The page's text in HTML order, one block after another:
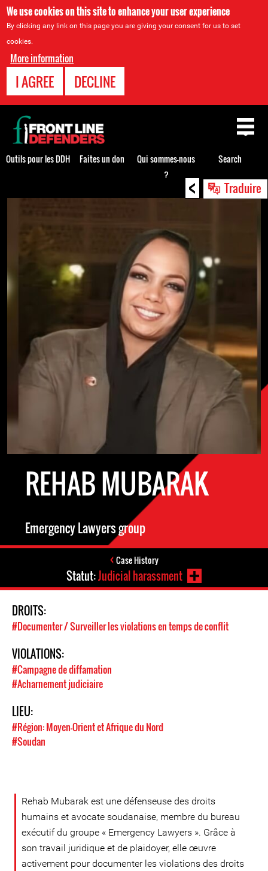
We use cookies on this site to enhance your user experience
By clicking any link on this page you are giving your consent for us to set
cookies.
More information
I AGREE DECLINE
< Traduire
to
REHAB MUBARAK
Emergency Lawyers group
Case History
Statut:Judicial harassment
DROITS:
#Documenter / Surveiller les violations en temps de conflit
VIOLATIONS:
#Campagne de diffamation
#Acharnement judiciaire
LIEU:
#Région: Moyen-Orient et Afrique du Nord
#Soudan
Rehab Mubarak est une défenseuse des droits
humains et avocate soudanaise, membre du bureau
exécutif du groupe « Emergency Lawyers ». Grâce à
son travail juridique et de plaidoyer, elle œuvre
activement pour documenter les violations des droits
Back
to
top
Outils pour les DDH Faites un don
Qui sommes-nous
?
Search